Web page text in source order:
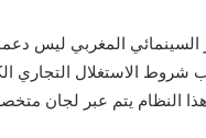
المغربي ليس دعما
شروط الاستغلال التجاري
النظام يتم عبر لجان